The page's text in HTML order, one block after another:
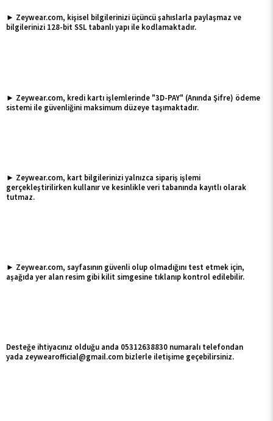
► Zeywear.com, kişisel bilgilerinizi üçüncü şahıslarla paylaşmaz ve
bilgilerinizi 128-bit SSL tabanlı yapı ile kodlamaktadır.
► Zeywear.com, kredi kartı işlemlerinde "3D-PAY" (Anında Şifre) ödeme
sistemi ile güvenliğini maksimum düzeye taşımaktadır.
► Zeywear.com, kart bilgilerinizi yalnızca sipariş işlemi
gerçekleştirilirken kullanır ve kesinlikle veri tabanında kayıtlı olarak
tutmaz.
► Zeywear.com, sayfasının güvenli olup olmadığını test etmek için,
aşağıda yer alan resim gibi kilit simgesine tıklanıp kontrol edilebilir.
Desteğe ihtiyacınız olduğu anda 05312638830 numaralı telefondan
yada zeywearofficial@gmail.com bizlerle iletişime geçebilirsiniz.